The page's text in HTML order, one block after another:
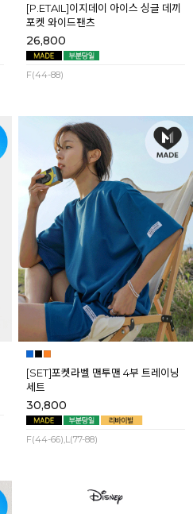
[P.ETAIL]이지데이 아이스 싱글 데끼
포켓 와이드팬츠
26,800
F(44-88)
[SET]포켓라벨 맨투맨 4부 트레이닝
세트
30,800
F(44-66),L(77-88)